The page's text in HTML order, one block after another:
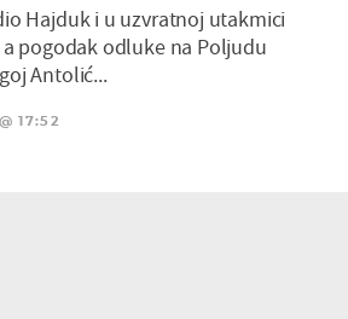
Hajduk i u uzvratnoj utakmici
pogodak odluke na Poljudu
Antolić...
17:52